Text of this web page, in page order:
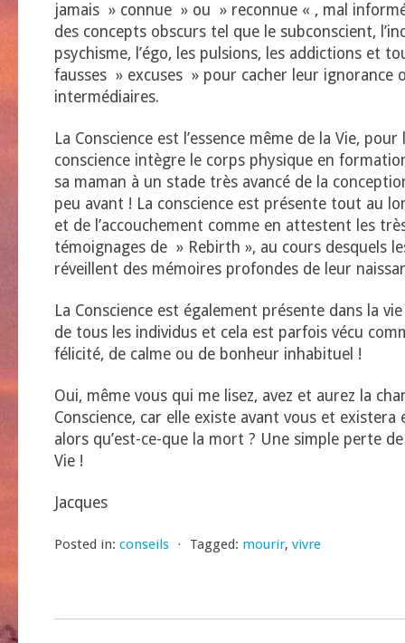
jamais » connue » ou » reconnue « , mal
des concepts obscurs tel que le subconscient,
psychisme, l’égo, les pulsions, les addictions et
fausses » excuses » pour cacher leur ignorance
intermédiaires.
La Conscience est l’essence même de la Vie, pour
conscience intègre le corps physique en
sa maman à un stade très avancé de la
peu avant ! La conscience est présente tout au
et de l’accouchement comme en attestent les
témoignages de » Rebirth », au cours desquels
réveillent des mémoires profondes de leur
La Conscience est également présente dans la
de tous les individus et cela est parfois vécu
félicité, de calme ou de bonheur inhabituel !
Oui, même vous qui me lisez, avez et aurez la
Conscience, car elle existe avant vous et existera
alors qu’est-ce-que la mort ? Une simple perte
Vie !
Jacques
Posted in: conseils ⋅ Tagged: mourir, vivre